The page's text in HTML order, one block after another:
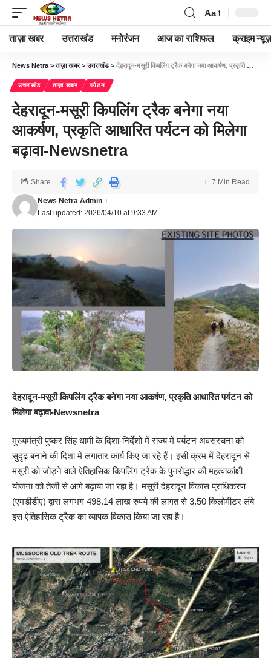
Aa
ताज़ा खबर उत्तराखंड मनोरंजन आज का राशिफल क्राइम न्यूज़
News Netra >ताज़ा खबर>उत्तराखंड> देहरादून-मसूरी किपलिंग ट्रैक बनेगा नया आकर्षण, प्रकृति आधारित पर्यटन को मिलेगा बढ़ावा-Newsnetra
उत्तराखंड ताज़ा खबर पर्यटन
देहरादून-मसूरी किपलिंग ट्रैक बनेगा नया
आकर्षण, प्रकृति आधारित पर्यटन को मिलेगा
बढ़ावा-Newsnetra
Last updated: 2026/04/10 at 9:33 AM
News Netra Admin
Share 7 Min Read
देहरादून-मसूरी किपलिंग ट्रैक बनेगा नया आकर्षण, प्रकृति आधारित पर्यटन को
मिलेगा बढ़ावा-Newsnetra
मुख्यमंत्री पुष्कर सिंह धामी के दिशा-निर्देशों में राज्य में पर्यटन अवसंरचना को
सुदृढ़ बनाने की दिशा में लगातार कार्य किए जा रहे हैं। इसी क्रम में देहरादून से
मसूरी को जोड़ने वाले ऐतिहासिक किपलिंग ट्रैक के पुनरोद्धार की महत्वाकांक्षी
योजना को तेजी से आगे बढ़ाया जा रहा है। मसूरी देहरादून विकास प्राधिकरण
(एमडीडीए) द्वारा लगभग 498.14 लाख रुपये की लागत से 3.50 किलोमीटर लंबे
इस ऐतिहासिक ट्रैक का व्यापक विकास किया जा रहा है।